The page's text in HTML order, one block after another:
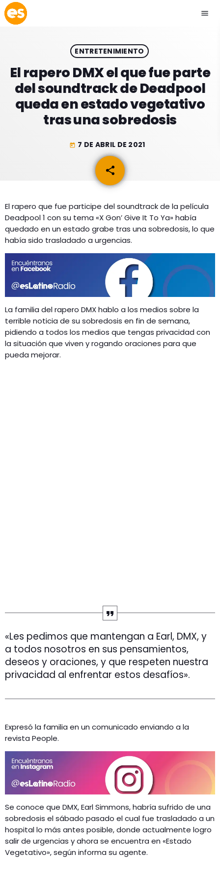
menu
play_arrow EMISIÓN LA PAZ
play_arrow EMISIÓN COCHABAMBA
ESLATINO NEWS
ESPECTÁCULOS
GEEKERS
MÚSICA
ENTRETENIMIENTO
INICIO
RADIO SPLENDID
CONTACTO
ENTRETENIMIENTO
El rapero DMX el que fue parte
del soundtrack de Deadpool
queda en estado vegetativo
tras una sobredosis
today 7 DE ABRIL DE 2021
share
email
El rapero que fue participe del soundtrack de la película
Deadpool 1 con su tema «X Gon’ Give It To Ya» había
quedado en un estado grabe tras una sobredosis, lo que
había sido trasladado a urgencias.
La familia del rapero DMX hablo a los medios sobre la
terrible noticia de su sobredosis en fin de semana,
pidiendo a todos los medios que tengas privacidad con
la situación que viven y rogando oraciones para que
pueda mejorar.
«Les pedimos que mantengan a Earl, DMX, y
a todos nosotros en sus pensamientos,
deseos y oraciones, y que respeten nuestra
privacidad al enfrentar estos desafíos».
Expresó la familia en un comunicado enviando a la
revista People.
Se conoce que DMX, Earl Simmons, habría sufrido de una
sobredosis el sábado pasado el cual fue trasladado a un
hospital lo más antes posible, donde actualmente logro
salir de urgencias y ahora se encuentra en «Estado
Vegetativo», según informa su agente.